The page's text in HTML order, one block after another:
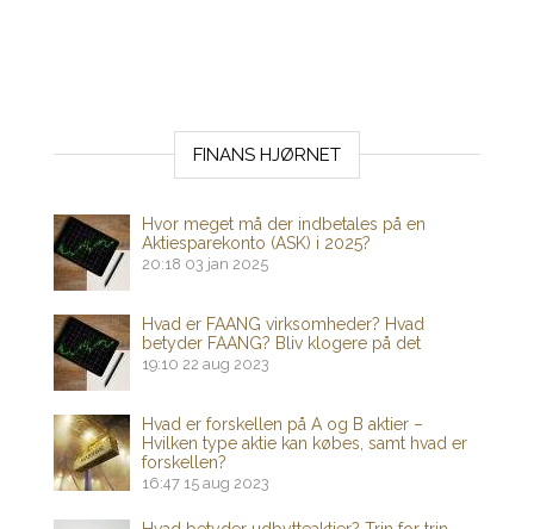
FINANS HJØRNET
Hvor meget må der indbetales på en
Aktiesparekonto (ASK) i 2025?
20:18 03 jan 2025
Hvad er FAANG virksomheder? Hvad
betyder FAANG? Bliv klogere på det
19:10 22 aug 2023
Hvad er forskellen på A og B aktier –
Hvilken type aktie kan købes, samt hvad er
forskellen?
16:47 15 aug 2023